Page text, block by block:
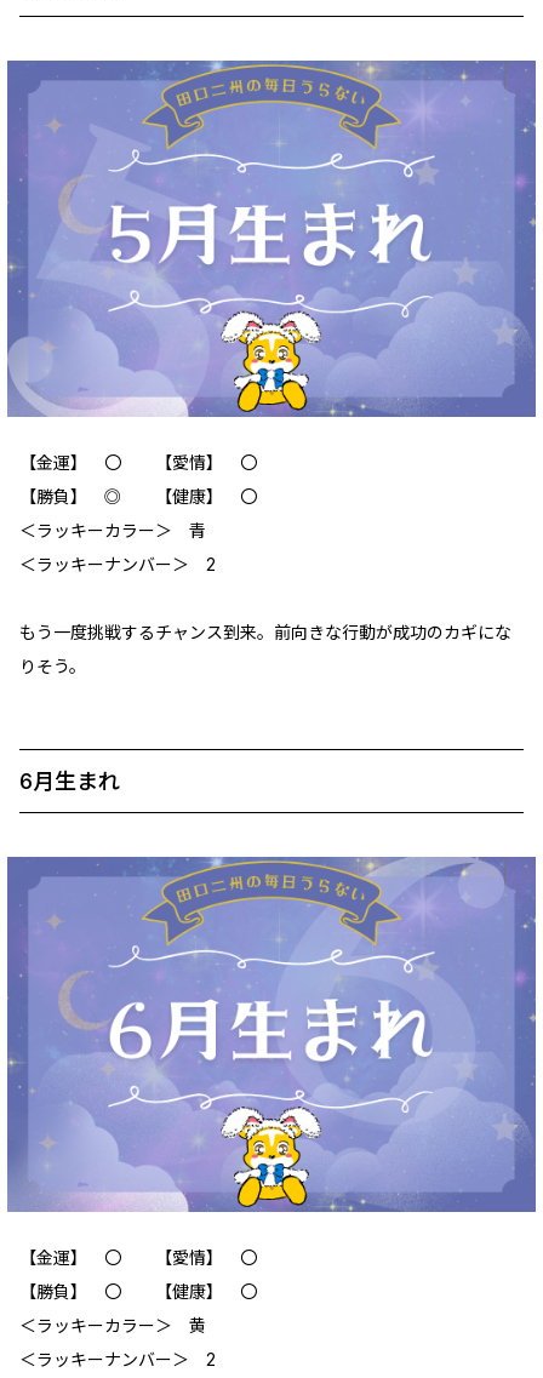
【金運】 〇 【愛情】 〇
【勝負】 ◎ 【健康】 〇
＜ラッキーカラー＞ 青
＜ラッキーナンバー＞ 2
もう一度挑戦するチャンス到来。前向きな行動が成功のカギにな
りそう。
6月生まれ
【金運】 〇 【愛情】 〇
【勝負】 〇 【健康】 〇
＜ラッキーカラー＞ 黄
＜ラッキーナンバー＞ 2